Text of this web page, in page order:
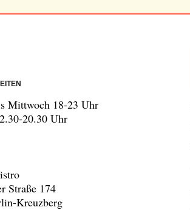
Mittwoch 18-23 Uhr
20.30 Uhr
Straße 174
Kreuzberg